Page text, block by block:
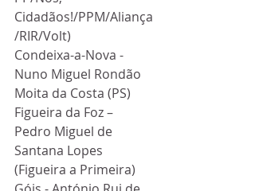
Cidadãos!/PPM/Aliança
/RIR/Volt)
Condeixa-a-Nova -
Nuno Miguel Rondão
Moita da Costa (PS)
Figueira da Foz –
Pedro Miguel de
Santana Lopes
(Figueira a Primeira)